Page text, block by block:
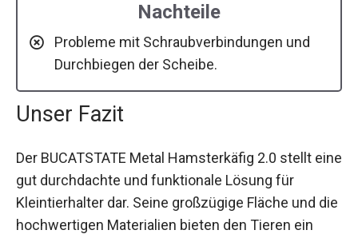
Nachteile
Probleme mit Schraubverbindungen und
Durchbiegen der Scheibe.
Unser Fazit
Der BUCATSTATE Metal Hamsterkäfig 2.0 stellt eine
gut durchdachte und funktionale Lösung für
Kleintierhalter dar. Seine großzügige Fläche und die
hochwertigen Materialien bieten den Tieren ein